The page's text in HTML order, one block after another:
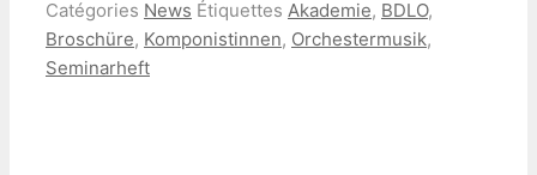
Catégories News Étiquettes Akademie, BDLO,
Broschüre, Komponistinnen, Orchestermusik,
Seminarheft